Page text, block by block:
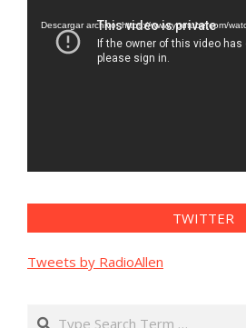
vídeo
Descargar archivo: https://www.youtube.com/
TWITTER
Tweets by RadioAllen
Search